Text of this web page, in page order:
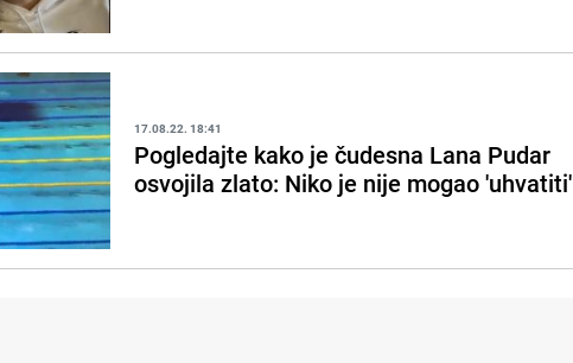
17.08.22. 18:41
Pogledajte kako je čudesna Lana Pudar
osvojila zlato: Niko je nije mogao 'uhvatiti'